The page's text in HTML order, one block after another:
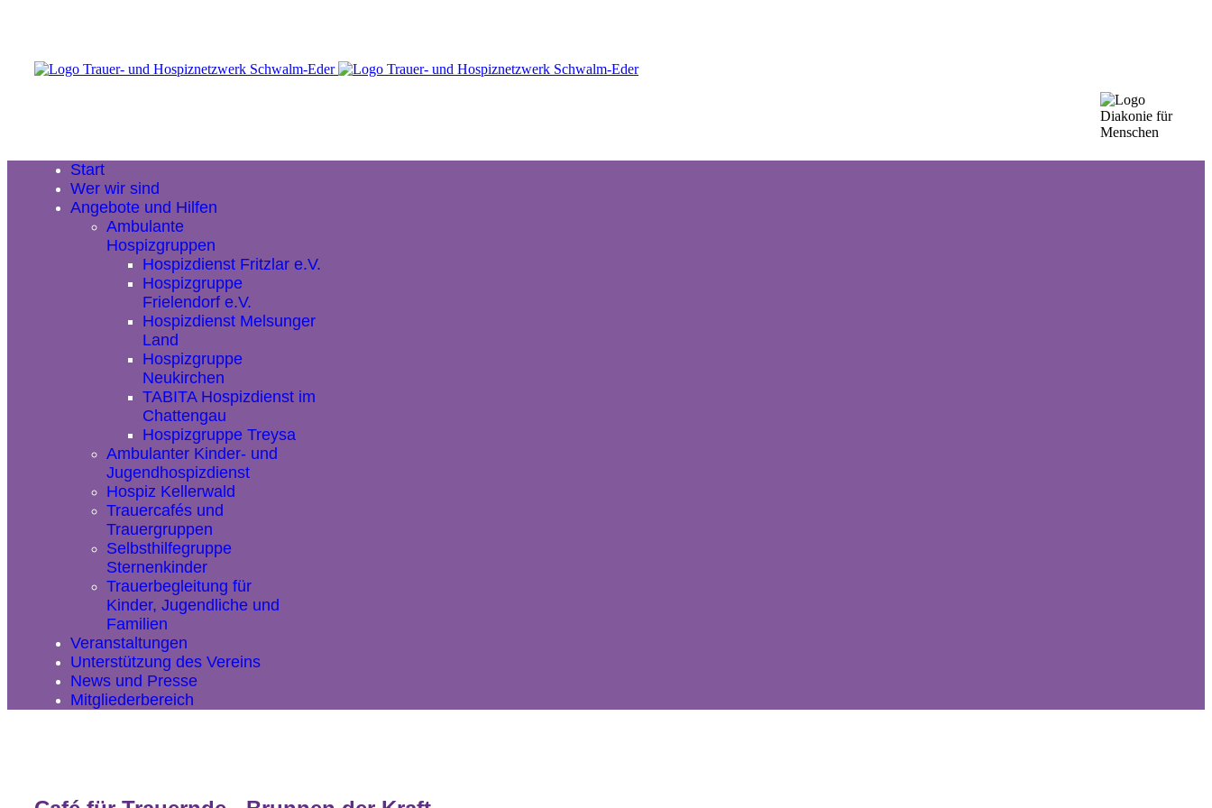
Start
Wer wir sind
Angebote und Hilfen
Ambulante
Hospizgruppen
Hospizdienst Fritzlar e.V.
Hospizgruppe
Frielendorf e.V.
Hospizdienst Melsunger
Land
Hospizgruppe
Neukirchen
TABITA Hospizdienst im
Chattengau
Hospizgruppe Treysa
Ambulanter Kinder- und
Jugendhospizdienst
Hospiz Kellerwald
Trauercafés und
Trauergruppen
Selbsthilfegruppe
Sternenkinder
Trauerbegleitung für
Kinder, Jugendliche und
Familien
Veranstaltungen
Unterstützung des Vereins
News und Presse
Mitgliederbereich